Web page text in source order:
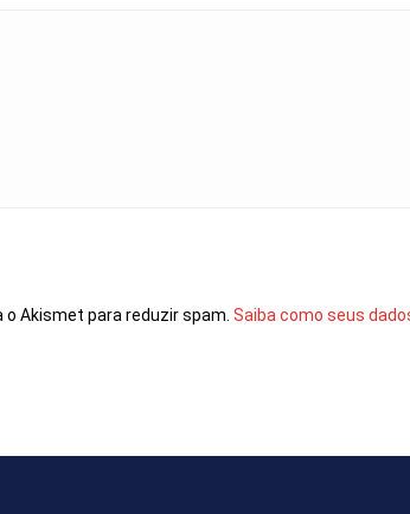
Akismet para reduzir spam. Saiba como seus